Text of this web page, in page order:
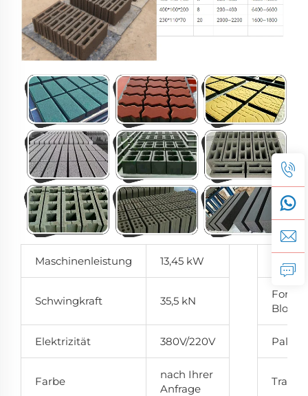
Maschinenleistung 13,45 kW
Schwingkraft 35,5 kN
Elektrizität 380V/220V
Farbe
nach Ihrer
Anfrage